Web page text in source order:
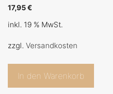
0
v
n
17,95€
inkl. 19 % MwSt.
zzgl. Versandkosten
In den Warenkorb